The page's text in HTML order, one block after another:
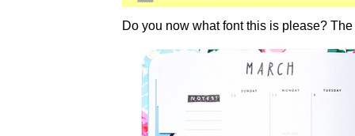
Do you now what font this is please?